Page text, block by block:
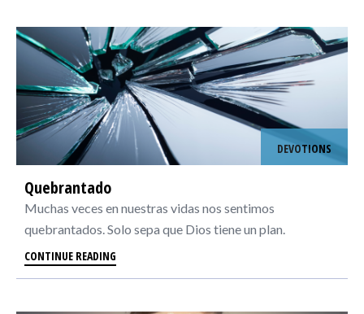
DEVOTIONS
Quebrantado
Muchas veces en nuestras vidas nos sentimos
quebrantados. Solo sepa que Dios tiene un plan.
CONTINUE READING